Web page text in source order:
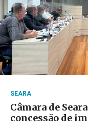
SEARA
Câmara de
concessão de